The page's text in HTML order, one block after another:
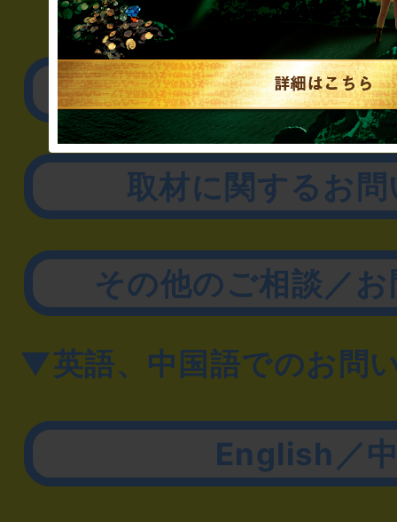
▼企業／法人の方
リアル脱出ゲーム制作
取材に関するお
その他のご相談／
▼英語、中国語でのお問
English／